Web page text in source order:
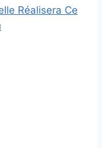
Réalisera Ce